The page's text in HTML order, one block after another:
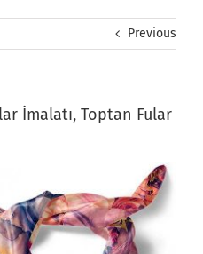
Previous
İmalatı, Toptan Fular